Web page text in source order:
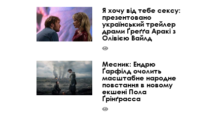
Я хочу від тебе сексу:
презентовано
український трейлер
драми Ґреґґа Аракі з
Олівією Вайлд
Месник: Ендрю
Ґарфілд очолить
масштабне народне
повстання в новому
екшені Пола
Ґрінґрасса